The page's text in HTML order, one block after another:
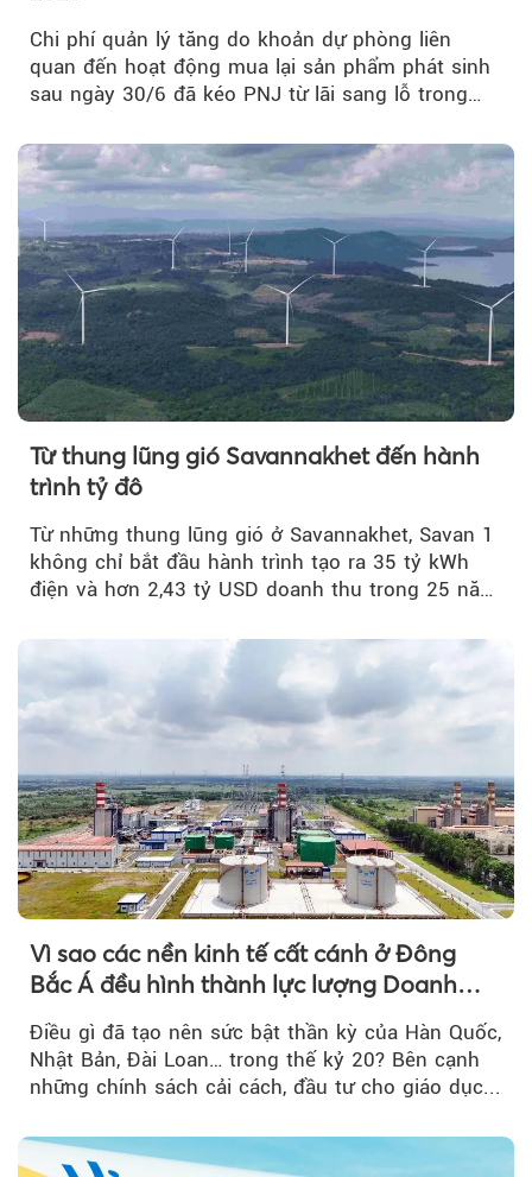
Chi phí quản lý tăng do khoản dự phòng liên
quan đến hoạt động mua lại sản phẩm phát sinh
sau ngày 30/6 đã kéo PNJ từ lãi sang lỗ trong
Từ thung lũng gió Savannakhet đến hành
trình tỷ đô
Từ những thung lũng gió ở Savannakhet, Savan 1
không chỉ bắt đầu hành trình tạo ra 35 tỷ kWh
điện và hơn 2,43 tỷ USD doanh thu trong 25 năm
Vì sao các nền kinh tế cất cánh ở Đông
Bắc Á đều hình thành lực lượng Doanh
nghiệp Quốc gia?
Điều gì đã tạo nên sức bật thần kỳ của Hàn Quốc,
Nhật Bản, Đài Loan… trong thế kỷ 20? Bên cạnh
những chính sách cải cách, đầu tư cho giáo dục...